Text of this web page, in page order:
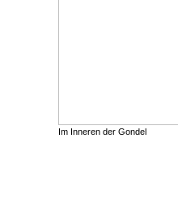
Im Inneren der Gondel